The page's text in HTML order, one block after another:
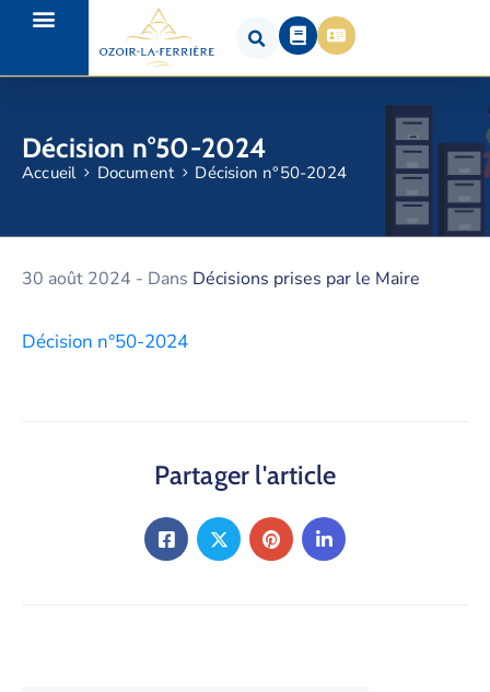
Décision n°50-2024
Accueil Document Décision n°50-2024
30 août 2024 - Dans Décisions prises par le Maire
Décision n°50-2024
Partager l'article